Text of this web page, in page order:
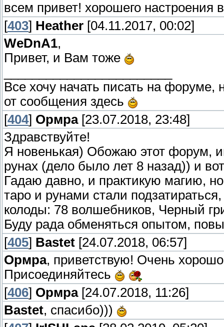
всем привет! хорошего настроения
[403] Heather [04.11.2017, 00:02]
WeDnA1,
Привет, и Вам тоже
Все хочу начать писать на
от сообщения здесь
[404] Ормра[23.07.2018, 23:48]
Здравствуйте!
Я новенькая) Обожаю этот форум,
рунах (дело было лет 8 назад)) и
Гадаю давно, и практикую магию,
таро и рунами стали
колоды: 78 волшебников, Черный
Буду рада обменяться опытом,
[405] Bastet [24.07.2018, 06:57]
Ормра, приветствую! Очень
Присоединяйтесь
[406] Ормра[24.07.2018, 11:26]
Bastet, спасибо)))